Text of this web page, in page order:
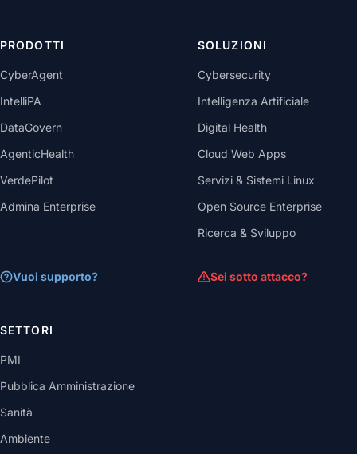
PRODOTTI
CyberAgent
IntelliPA
DataGovern
AgenticHealth
VerdePilot
Admina Enterprise
Vuoi supporto?
SOLUZIONI
Cybersecurity
Intelligenza Artificiale
Digital Health
Cloud Web Apps
Servizi & Sistemi Linux
Open Source Enterprise
Ricerca & Sviluppo
Sei sotto attacco?
SETTORI
PMI
Pubblica Amministrazione
Sanità
Ambiente